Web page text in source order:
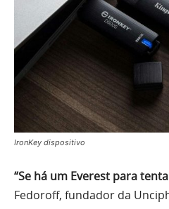
IronKey dispositivo
“Se há um Everest para
Fedoroff, fundador da